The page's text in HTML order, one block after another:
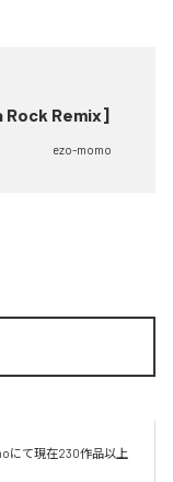
Rock Remix]
ezo-momo
にて現在230作品以上